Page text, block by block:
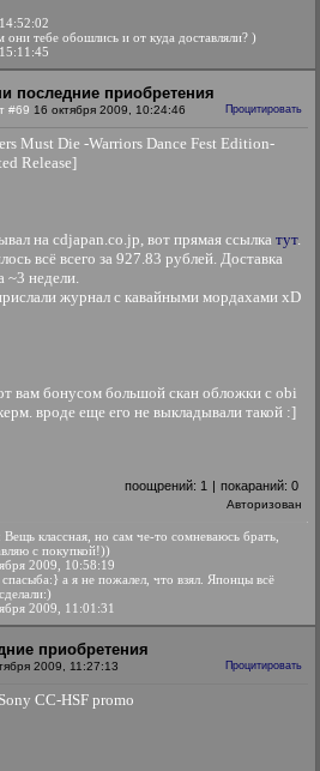
они тебе обошлись и от куда доставляли? )
последние приобретения
#69 16 октября 2009, 10:24:46 Процитировать
Must Die -Warriors Dance Fest Edition-
Release]
на cdjapan.co.jp, вот прямая ссылка тут.
всё всего за 927.83 рублей. Доставка
~3 недели.
журнал с кавайными мордахами xD
вам бонусом большой скан обложки с obi
вроде еще его не выкладывали такой :]
поощрений: 1 | покараний: 0
Авторизован
: Вещь классная, но сам че-то сомневаюсь брать,
с покупкой!))
2009, 10:58:19
спасыба:} а я не пожалел, что взял. Японцы всё
2009, 11:01:31
приобретения
2009, 11:27:13 Процитировать
CC-HSF promo